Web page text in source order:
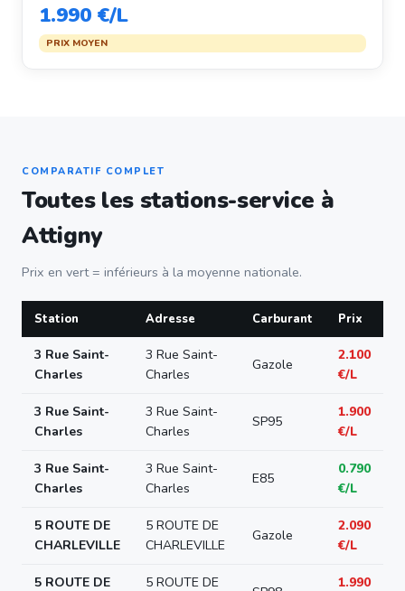
1.990 €/L
PRIX MOYEN
COMPARATIF COMPLET
Toutes les stations-service à
Attigny
Prix en vert = inférieurs à la moyenne nationale.
Station Adresse Carburant Prix
3 Rue Saint-
Charles
3 Rue Saint-
Charles
Gazole
2.100
€/L
3 Rue Saint-
Charles
3 Rue Saint-
Charles
SP95
1.900
€/L
3 Rue Saint-
Charles
3 Rue Saint-
Charles
E85
0.790
€/L
5 ROUTE DE
CHARLEVILLE
5 ROUTE DE
CHARLEVILLE
Gazole
2.090
€/L
5 ROUTE DE
5 ROUTE DE
1.990